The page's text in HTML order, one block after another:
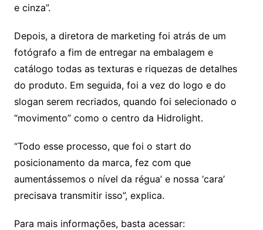
e cinza”.
Depois, a diretora de marketing foi atrás de um
fotógrafo a fim de entregar na embalagem e
catálogo todas as texturas e riquezas de detalhes
do produto. Em seguida, foi a vez do logo e do
slogan serem recriados, quando foi selecionado o
“movimento” como o centro da Hidrolight.
“Todo esse processo, que foi o start do
posicionamento da marca, fez com que
aumentássemos o nível da régua’ e nossa ‘cara’
precisava transmitir isso”, explica.
Para mais informações, basta acessar: